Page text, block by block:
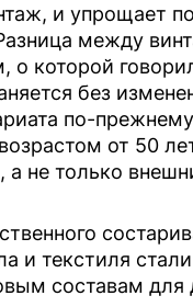
и упрощает
между
о которой
без
по-прежнему
от 50
а не только
и текстиля
составам